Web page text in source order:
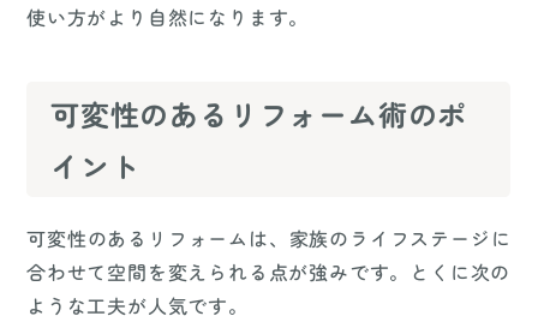
使い方がより自然になります。
可変性のあるリフォーム術のポ
イント
可変性のあるリフォームは、家族のライフステージに
合わせて空間を変えられる点が強みです。とくに次の
ような工夫が人気です。